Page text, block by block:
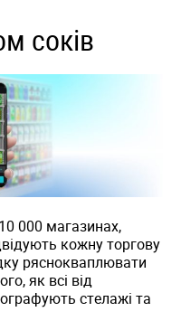
соків
000 магазинах,
кожну торгову
ряснокваплювати
як всі від
стелажі та